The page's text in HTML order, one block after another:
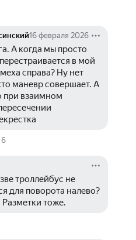
16 февраля 2026
А когда мы просто
в мой
справа? Ну нет
маневр совершает. А
при взаимном
6
троллейбус не
для поворота налево?
Разметки тоже.